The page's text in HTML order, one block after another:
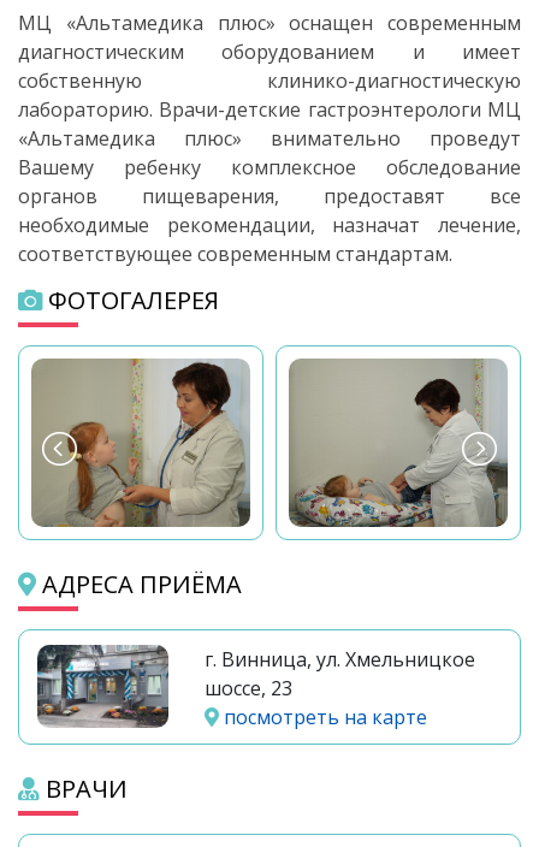
МЦ «Альтамедика плюс» оснащен современным
диагностическим оборудованием и имеет
собственную клинико-диагностическую
лабораторию. Врачи-детские гастроэнтерологи МЦ
«Альтамедика плюс» внимательно проведут
Вашему ребенку комплексное обследование
органов пищеварения, предоставят все
необходимые рекомендации, назначат лечение,
соответствующее современным стандартам.
ФОТОГАЛЕРЕЯ
АДРЕСА ПРИЁМА
г. Винница, ул. Хмельницкое
шоссе, 23
посмотреть на карте
ВРАЧИ